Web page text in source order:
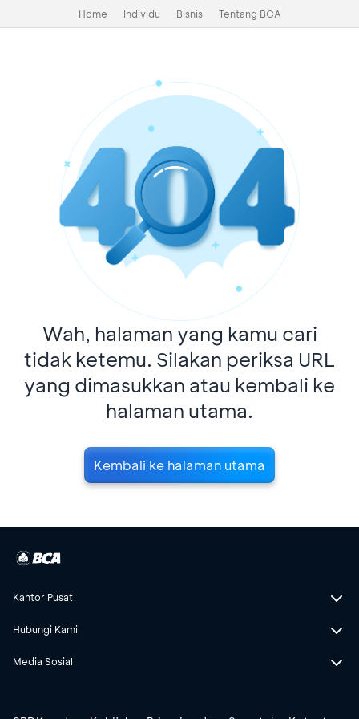
Home Individu Bisnis Tentang BCA
Wah, halaman yang kamu cari
tidak ketemu. Silakan periksa URL
yang dimasukkan atau kembali ke
halaman utama.
Kembali ke halaman utama
Kantor Pusat
Hubungi Kami
Media Sosial